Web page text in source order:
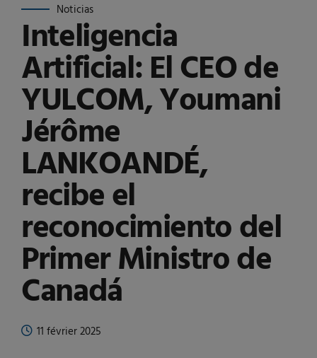
Noticias
Inteligencia
Artificial: El CEO de
YULCOM, Youmani
Jérôme
LANKOANDÉ,
recibe el
reconocimiento del
Primer Ministro de
Canadá
11 février 2025